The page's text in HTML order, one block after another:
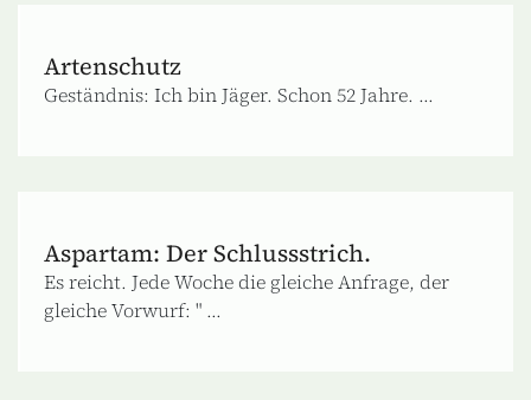
Artenschutz
Geständnis: Ich bin Jäger. Schon 52 Jahre. ...
Aspartam: Der Schlussstrich.
Es reicht. Jede Woche die gleiche Anfrage, der
gleiche Vorwurf: " ...